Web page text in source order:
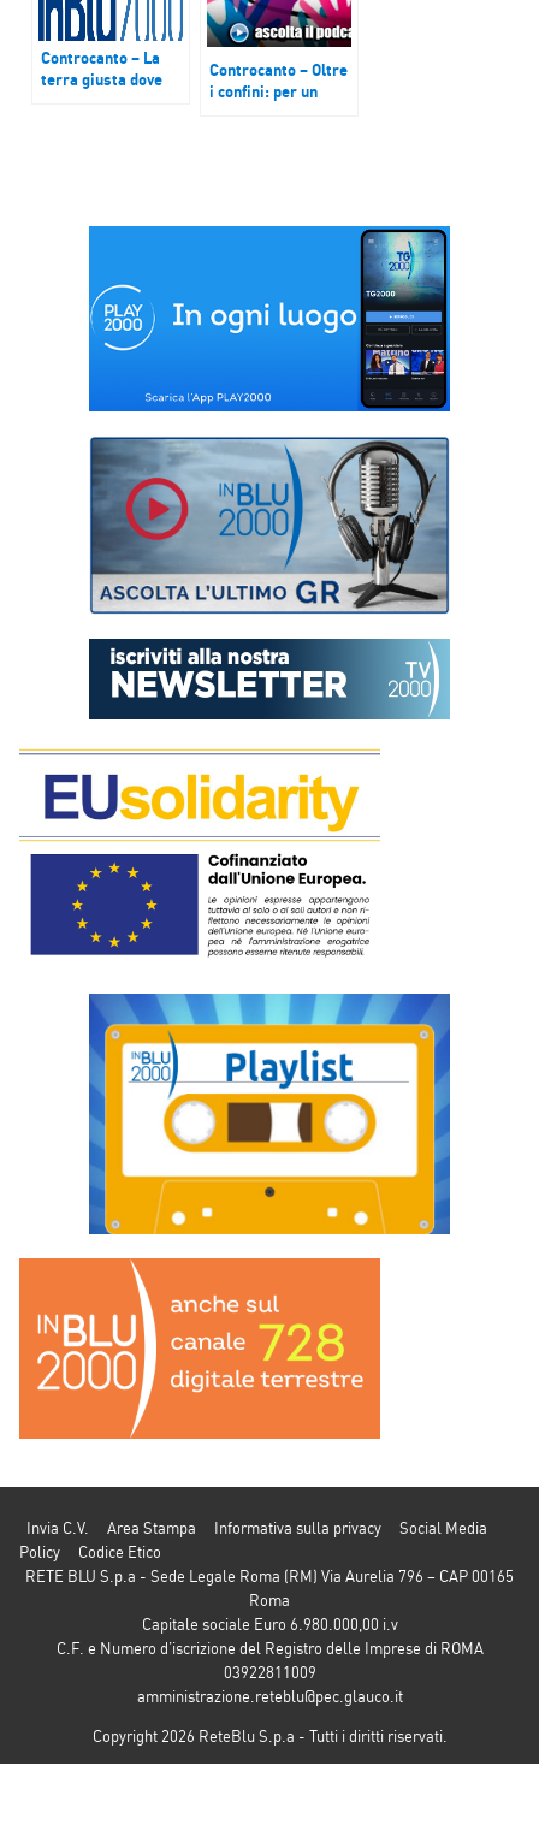
Controcanto – La
terra giusta dove
Controcanto – Oltre
i confini: per un
Invia C.V. Area Stampa Informativa sulla privacy
Social Media
Policy
Codice Etico
RETE BLU S.p.a - Sede Legale Roma (RM) Via Aurelia 796 – CAP 00165
Roma
Capitale sociale Euro 6.980.000,00 i.v
C.F. e Numero d’iscrizione del Registro delle Imprese di ROMA
03922811009
amministrazione.reteblu@pec.glauco.it
Copyright 2026 ReteBlu S.p.a - Tutti i diritti riservati.